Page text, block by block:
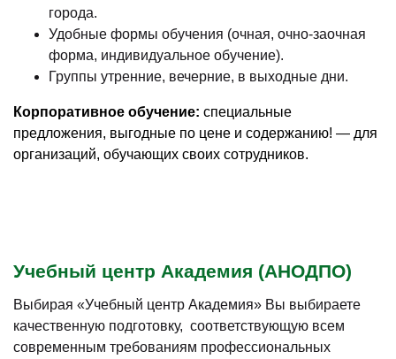
города.
Удобные формы обучения (очная, очно-заочная
форма, индивидуальное обучение).
Группы утренние, вечерние, в выходные дни.
Корпоративное обучение: специальные
предложения, выгодные по цене и содержанию! — для
организаций, обучающих своих сотрудников.
Учебный центр Академия (АНОДПО)
Выбирая «Учебный центр Академия» Вы выбираете
качественную подготовку, соответствующую всем
современным требованиям профессиональных